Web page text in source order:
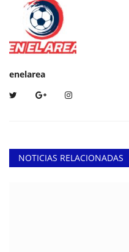
enelarea
NOTICIAS RELACIONADAS